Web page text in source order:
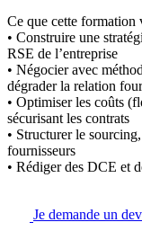
Ce que cette formation
• Construire une
RSE de l’entreprise
• Négocier avec
dégrader la relation
• Optimiser les coûts
sécurisant les contrats
• Structurer le
fournisseurs
• Rédiger des DCE et
Je demande un